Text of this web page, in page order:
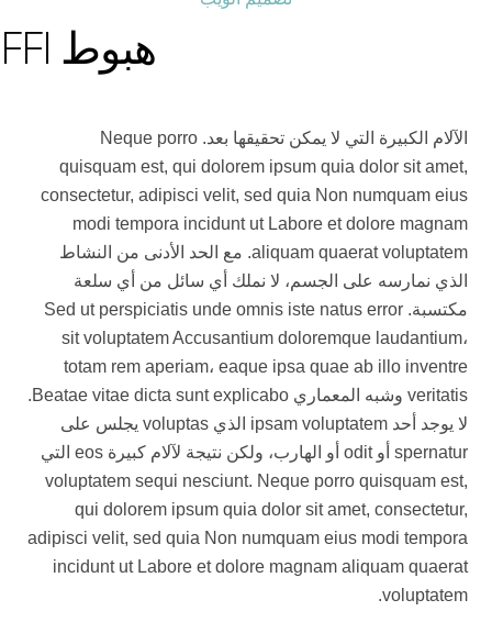
هبوط FFI
الآلام الكبيرة التي لا يمكن تحقيقها بعد. Neque porro
quisquam est, qui dolorem ipsum quia dolor sit amet,
consectetur, adipisci velit, sed quia Non numquam eius
modi tempora incidunt ut Labore et dolore magnam
aliquam quaerat voluptatem. مع الحد الأدنى من النشاط
الذي نمارسه على الجسم، لا نملك أي سائل من أي سلعة
مكتسبة. Sed ut perspiciatis unde omnis iste natus error
sit voluptatem Accusantium doloremque laudantium،
totam rem aperiam، eaque ipsa quae ab illo inventre
veritatis وشبه المعماري Beatae vitae dicta sunt explicabo.
لا يوجد أحد ipsam voluptatem الذي voluptas يجلس على
spernatur أو odit أو الهارب، ولكن نتيجة لآلام كبيرة eos التي
voluptatem sequi nesciunt. Neque porro quisquam est,
qui dolorem ipsum quia dolor sit amet, consectetur,
adipisci velit, sed quia Non numquam eius modi tempora
incidunt ut Labore et dolore magnam aliquam quaerat
voluptatem.